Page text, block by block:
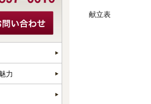
献立表 （4
力